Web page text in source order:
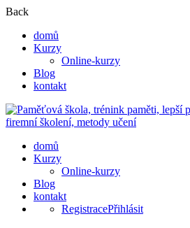
Back
domů
Kurzy
Online-kurzy
Blog
kontakt
domů
Kurzy
Online-kurzy
Blog
kontakt
RegistracePřihlásit